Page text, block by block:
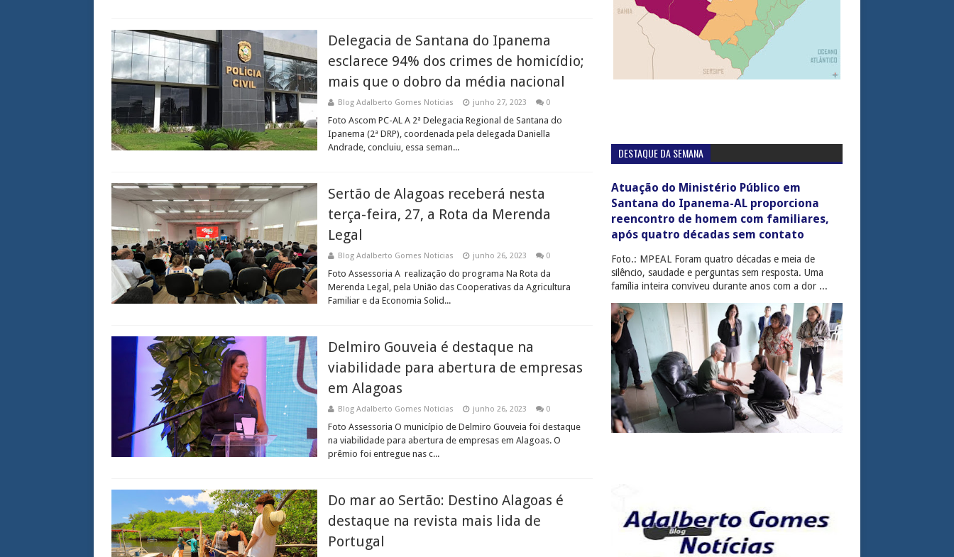
Delegacia de Santana do Ipanema
esclarece 94% dos crimes de homicídio;
mais que o dobro da média nacional
Blog Adalberto Gomes Noticias junho 27, 2023 0
Foto Ascom PC-AL A 2ª Delegacia Regional de Santana do
Ipanema (2ª DRP), coordenada pela delegada Daniella
Andrade, concluiu, essa seman...
Sertão de Alagoas receberá nesta
terça-feira, 27, a Rota da Merenda
Legal
Blog Adalberto Gomes Noticias junho 26, 2023 0
Foto Assessoria A realização do programa Na Rota da
Merenda Legal, pela União das Cooperativas da Agricultura
Familiar e da Economia Solid...
Delmiro Gouveia é destaque na
viabilidade para abertura de empresas
em Alagoas
Blog Adalberto Gomes Noticias junho 26, 2023 0
Foto Assessoria O município de Delmiro Gouveia foi destaque
na viabilidade para abertura de empresas em Alagoas. O
prêmio foi entregue nas c...
Do mar ao Sertão: Destino Alagoas é
destaque na revista mais lida de
Portugal
DESTAQUE DA SEMANA
Atuação do Ministério Público em
Santana do Ipanema-AL proporciona
reencontro de homem com familiares,
após quatro décadas sem contato
Foto.: MPEAL Foram quatro décadas e meia de
silêncio, saudade e perguntas sem resposta. Uma
família inteira conviveu durante anos com a dor ...